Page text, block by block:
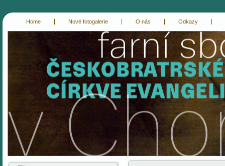
Home Nové fotogalerie O nás Odkazy